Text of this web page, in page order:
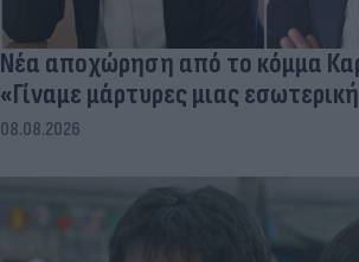
Νέα αποχώρηση από το κόμμα
«Γίναμε μάρτυρες μιας
08.08.2026